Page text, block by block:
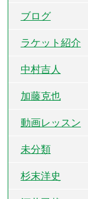
ブログ
ラケット紹介
中村吉人
加藤克也
動画レッスン
未分類
杉末洋史